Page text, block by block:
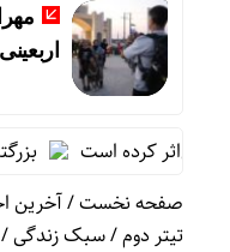
کرده است
بزرگترین سازه
صفحه نخست/آخرین
تیتر دوم/سبک زندگی/